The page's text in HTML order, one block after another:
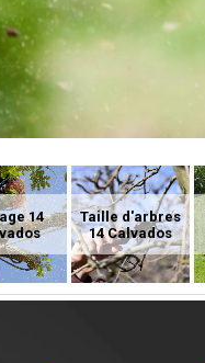
14
Taille d'arbres
14 Calvados